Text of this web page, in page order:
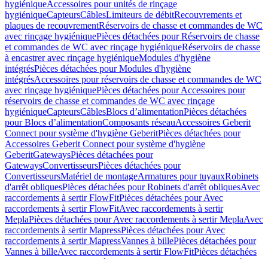
hygiéniqueAccessoires pour unités de rinçage
hygiéniqueCapteursCâblesLimiteurs de débitRecouvrements et
plaques de recouvrementRéservoirs de chasse et commandes de WC
avec rinçage hygiéniquePièces détachées pour Réservoirs de chasse
et commandes de WC avec rinçage hygiéniqueRéservoirs de chasse
à encastrer avec rinçage hygiéniqueModules d'hygiène
intégrésPièces détachées pour Modules d'hygiène
intégrésAccessoires pour réservoirs de chasse et commandes de WC
avec rinçage hygiéniquePièces détachées pour Accessoires pour
réservoirs de chasse et commandes de WC avec rinçage
hygiéniqueCapteursCâblesBlocs d’alimentationPièces détachées
pour Blocs d’alimentationComposants réseauAccessoires Geberit
Connect pour système d'hygiène GeberitPièces détachées pour
Accessoires Geberit Connect pour système d'hygiène
GeberitGatewaysPièces détachées pour
GatewaysConvertisseursPièces détachées pour
ConvertisseursMatériel de montageArmatures pour tuyauxRobinets
d'arrêt obliquesPièces détachées pour Robinets d'arrêt obliquesAvec
raccordements à sertir FlowFitPièces détachées pour Avec
raccordements à sertir FlowFitAvec raccordements à sertir
MeplaPièces détachées pour Avec raccordements à sertir MeplaAvec
raccordements à sertir MapressPièces détachées pour Avec
raccordements à sertir MapressVannes à billePièces détachées pour
Vannes à billeAvec raccordements à sertir FlowFitPièces détachées